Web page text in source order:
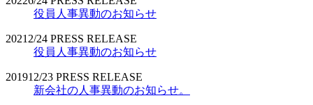
役員人事異動のお知らせ
2021 2/24 PRESS RELEASE
役員人事異動のお知らせ
201912/23 PRESS RELEASE
新会社の人事異動のお知らせ。